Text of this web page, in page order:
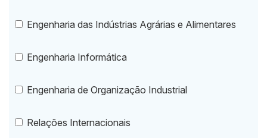
Engenharia das Indústrias Agrárias e Alimentares
Engenharia Informática
Engenharia de Organização Industrial
Relações Internacionais